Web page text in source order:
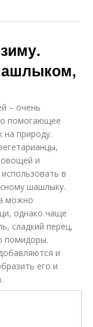
– очень
помогающее
природу.
и
в
шашлыку.
можно
однако чаще
сладкий перец,
помидоры.
и
его и